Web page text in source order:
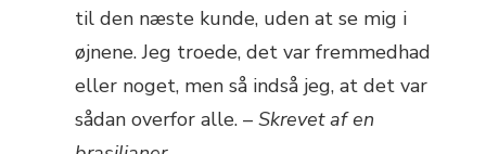
til den næste kunde, uden at se mig i
øjnene. Jeg troede, det var fremmedhad
eller noget, men så indså jeg, at det var
sådan overfor alle. – Skrevet af en